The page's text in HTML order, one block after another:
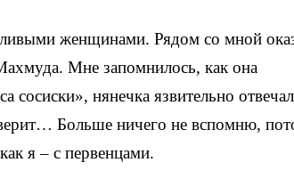
женщинами. Рядом со мной
Мне запомнилось, как она
сосиски», нянечка язвительно
Больше ничего не вспомню,
я – с первенцами.